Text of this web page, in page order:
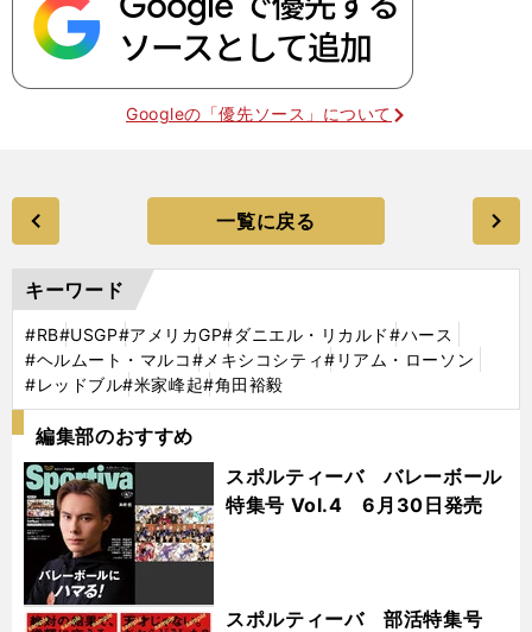
Googleの「優先ソース」について
一覧に戻る
キーワード
#RB#USGP#アメリカGP#ダニエル・リカルド#ハース
#ヘルムート・マルコ#メキシコシティ#リアム・ローソン
#レッドブル#米家峰起#角田裕毅
編集部のおすすめ
スポルティーバ バレーボール
特集号 Vol.4 6月30日発売
スポルティーバ 部活特集号